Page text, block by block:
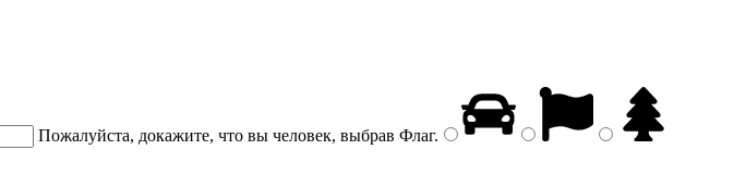
Пожалуйста, докажите, что вы человек, выбрав Флаг.